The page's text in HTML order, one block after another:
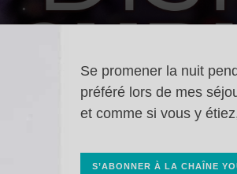
Se promener la nuit
préféré lors de mes
et comme si vous y
S’ABONNER À LA CHAÎNE